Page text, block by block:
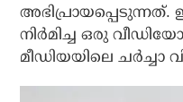
അഭിപ്രായപ്പെടുന്നത്.
നിര്‍മിച്ച ഒരു
മീഡിയയിലെ ചര്‍ച്ചാ